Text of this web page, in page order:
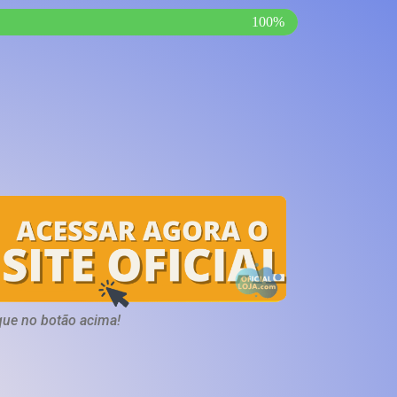
100%
no botão acima!